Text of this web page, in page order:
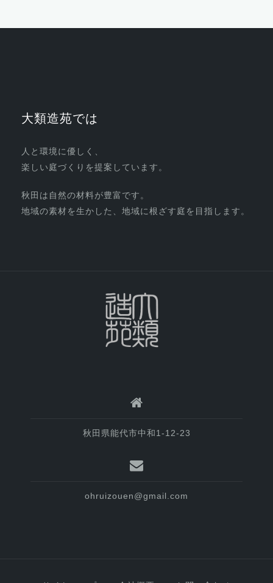
大類造苑では
人と環境に優しく、
楽しい庭づくりを提案しています。
秋田は自然の材料が豊富です。
地域の素材を生かした、地域に根ざす庭を目指します。
秋田県能代市中和1-12-23
ohruizouen@gmail.com